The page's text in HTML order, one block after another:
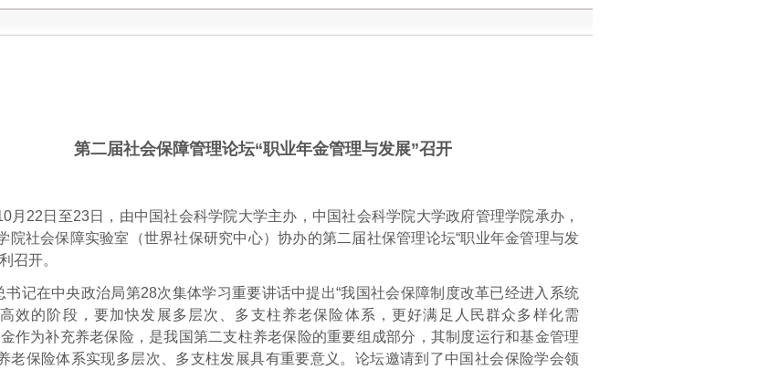
第二届社会保障管理论坛“职业年金管理与发展”召开
月22日至23日，由中国社会科学院大学主办，中国社会科学院大学政府管理学院承办，
院社会保障实验室（世界社保研究中心）协办的第二届社保管理论坛“职业年金管理与发
召开。
书记在中央政治局第28次集体学习重要讲话中提出“我国社会保障制度改革已经进入系统
效的阶段，要加快发展多层次、多支柱养老保险体系，更好满足人民群众多样化需
作为补充养老保险，是我国第二支柱养老保险的重要组成部分，其制度运行和基金管理
老保险体系实现多层次、多支柱发展具有重要意义。论坛邀请到了中国社会保险学会领